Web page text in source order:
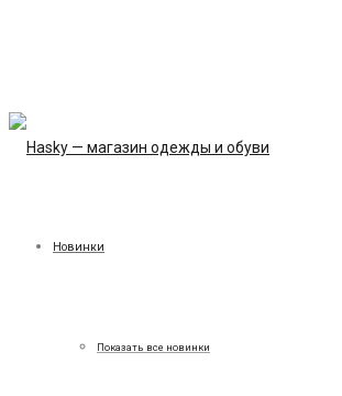
Новинки
Показать все новинки